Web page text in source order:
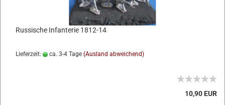
Russische Infanterie 1812-14
Lieferzeit: ca. 3-4 Tage (Ausland abweichend)
10,90 EUR